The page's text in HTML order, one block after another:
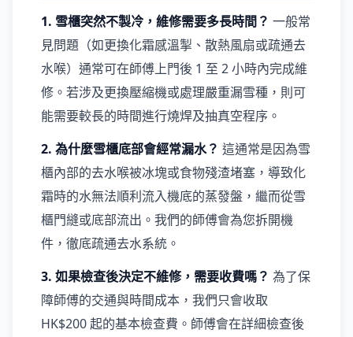
1. 雪櫃突然不製冷，維修需要多長時間？ 一般常
見問題（如更換化霜感溫掣、散熱風扇或疏通去
水喉）通常可在師傅上門後 1 至 2 小時內完成維
修。若涉及更換壓縮機或處理嚴重漏雪種，則可
能需要較長的時間進行燒焊及抽真空程序。
2. 為什麼雪櫃底部會經常漏水？ 這通常是因為雪
櫃內部的去水喉被冰塊或食物殘渣堵塞，導致化
霜時的水無法順利流入機底的蒸發盤，繼而從雪
櫃門縫或底部流出。我們的師傅會為您拆開機
件，徹底疏通去水系統。
3. 如果檢查後決定不維修，需要收費嗎？ 為了保
障師傅的交通與時間成本，我們只會收取
HK$200 起的基本檢查費。師傅會在詳細檢查後